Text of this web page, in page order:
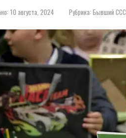
10 августа, 2024 Рубрика: Бывший